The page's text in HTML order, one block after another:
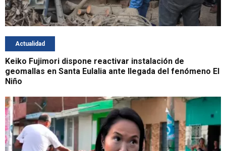
Actualidad
Keiko Fujimori dispone reactivar instalación de
geomallas en Santa Eulalia ante llegada del fenómeno El
Niño